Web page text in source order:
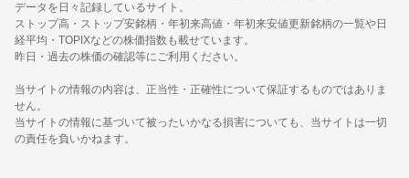
データを日々記録しているサイト。
ストップ高・ストップ安銘柄・年初来高値・年初来安値更新銘柄の一覧や日
経平均・TOPIXなどの株価指数も載せています。
昨日・過去の株価の確認等にご利用ください。
当サイトの情報の内容は、正当性・正確性について保証するものではありま
せん。
当サイトの情報に基づいて被ったいかなる損害についても、当サイトは一切
の責任を負いかねます。